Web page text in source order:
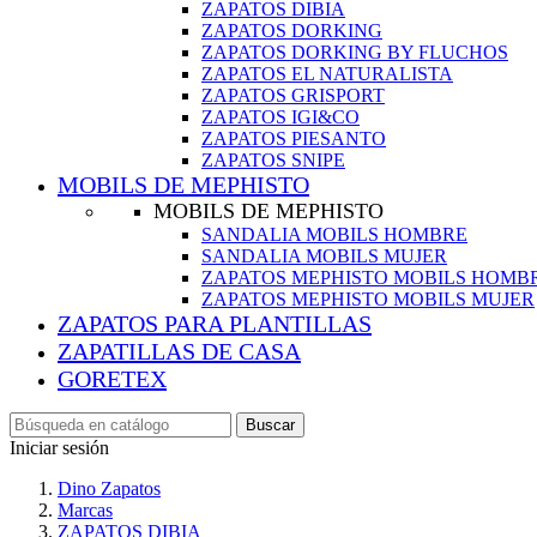
ZAPATOS DIBIA
ZAPATOS DORKING
ZAPATOS DORKING BY FLUCHOS
ZAPATOS EL NATURALISTA
ZAPATOS GRISPORT
ZAPATOS IGI&CO
ZAPATOS PIESANTO
ZAPATOS SNIPE
MOBILS DE MEPHISTO
MOBILS DE MEPHISTO
SANDALIA MOBILS HOMBRE
SANDALIA MOBILS MUJER
ZAPATOS MEPHISTO MOBILS
ZAPATOS MEPHISTO MOBILS MUJER
ZAPATOS PARA PLANTILLAS
ZAPATILLAS DE CASA
GORETEX
Buscar
Iniciar sesión
Dino Zapatos
Marcas
ZAPATOS DIBIA